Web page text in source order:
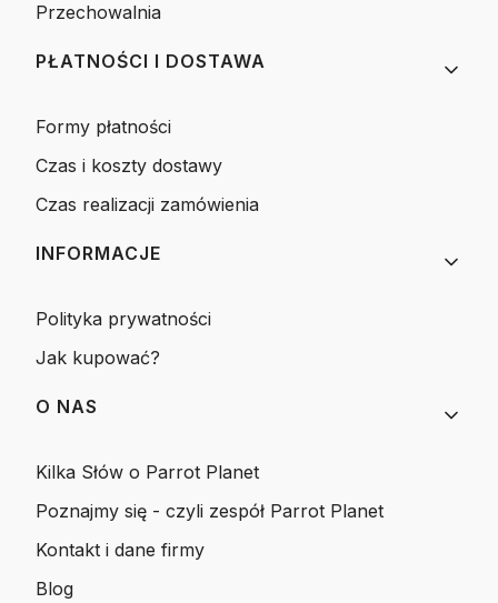
Przechowalnia
PŁATNOŚCI I DOSTAWA
Formy płatności
Czas i koszty dostawy
Czas realizacji zamówienia
INFORMACJE
Polityka prywatności
Jak kupować?
O NAS
Kilka Słów o Parrot Planet
Poznajmy się - czyli zespół Parrot Planet
Kontakt i dane firmy
Blog